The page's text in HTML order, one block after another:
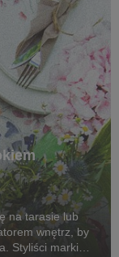
na tarasie lub
wnętrz, by
Styliści marki